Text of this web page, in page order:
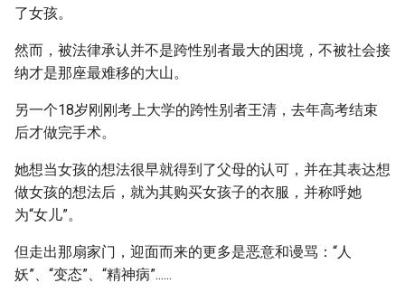
了女孩。
然而，被法律承认并不是跨性别者最大的困境，不被社会接
纳才是那座最难移的大山。
另一个18岁刚刚考上大学的跨性别者王清，去年高考结束
后才做完手术。
她想当女孩的想法很早就得到了父母的认可，并在其表达想
做女孩的想法后，就为其购买女孩子的衣服，并称呼她
为“女儿”。
但走出那扇家门，迎面而来的更多是恶意和谩骂：“人
妖”、“变态”、“精神病”......